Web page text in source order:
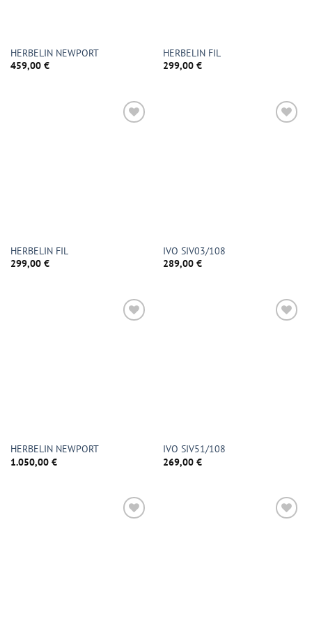
HERBELIN NEWPORT
459,00 €
HERBELIN FIL
299,00 €
HERBELIN FIL
299,00 €
IVO SIV03/108
289,00 €
HERBELIN NEWPORT
1.050,00 €
IVO SIV51/108
269,00 €